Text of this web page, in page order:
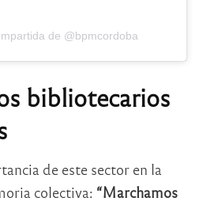
de @bpmcordoba
bibliotecarios
de este sector en la
colectiva: “Marchamos